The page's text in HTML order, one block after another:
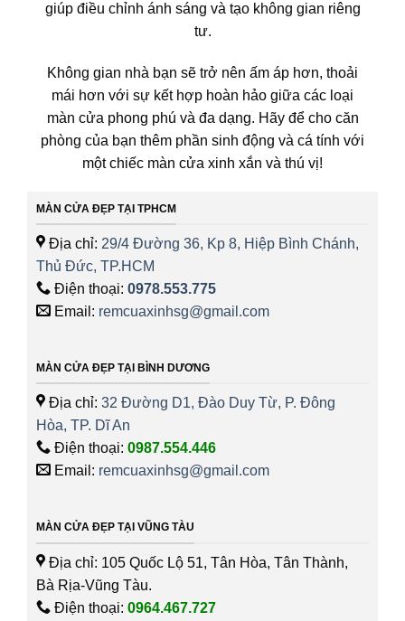
giúp điều chỉnh ánh sáng và tạo không gian riêng
tư.
Không gian nhà bạn sẽ trở nên ấm áp hơn, thoải
mái hơn với sự kết hợp hoàn hảo giữa các loại
màn cửa phong phú và đa dạng. Hãy để cho căn
phòng của bạn thêm phần sinh động và cá tính với
một chiếc màn cửa xinh xắn và thú vị!
MÀN CỬA ĐẸP TẠI TPHCM
Địa chỉ: 29/4 Đường 36, Kp 8, Hiệp Bình Chánh,
Thủ Đức, TP.HCM
Điện thoại: 0978.553.775
Email: remcuaxinhsg@gmail.com
MÀN CỬA ĐẸP TẠI BÌNH DƯƠNG
Địa chỉ: 32 Đường D1, Đào Duy Từ, P. Đông
Hòa, TP. Dĩ An
Điện thoại: 0987.554.446
Email: remcuaxinhsg@gmail.com
MÀN CỬA ĐẸP TẠI VŨNG TÀU
Địa chỉ: 105 Quốc Lộ 51, Tân Hòa, Tân Thành,
Bà Rịa-Vũng Tàu.
Điện thoại: 0964.467.727